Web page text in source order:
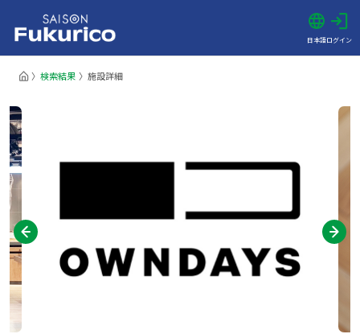
日本語ログイン
検索結果 施設詳細